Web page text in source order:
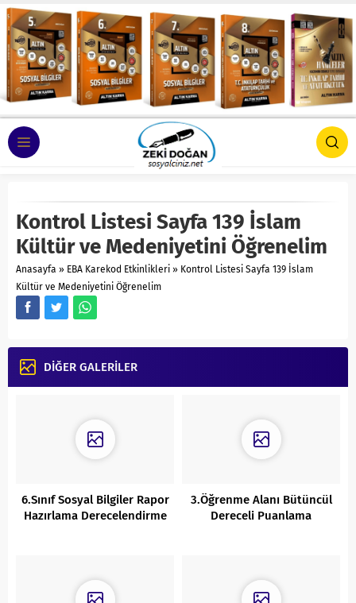
Kontrol Listesi Sayfa 139 İslam
Kültür ve Medeniyetini Öğrenelim
Anasayfa » EBA Karekod Etkinlikleri » Kontrol Listesi Sayfa 139 İslam
Kültür ve Medeniyetini Öğrenelim
DİĞER GALERİLER
6.Sınıf Sosyal Bilgiler Rapor
Hazırlama Derecelendirme
3.Öğrenme Alanı Bütüncül
Dereceli Puanlama